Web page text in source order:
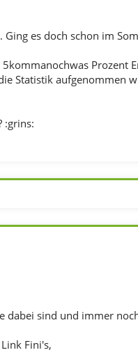
es doch schon im
Prozent
Statistik aufgenommen
:grins:
dabei sind und immer
Fini's,